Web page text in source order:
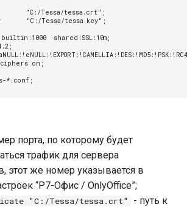
"C:/Tessa/tessa.crt";
"C:/Tessa/tessa.key";
shared:SSL:10m;
on;
*.conf;
порта, по которому будет
трафик для сервера
этот же номер указывается в
“Р7-Офис / OnlyOffice”;
"C:/Tessa/tessa.crt"
- путь к